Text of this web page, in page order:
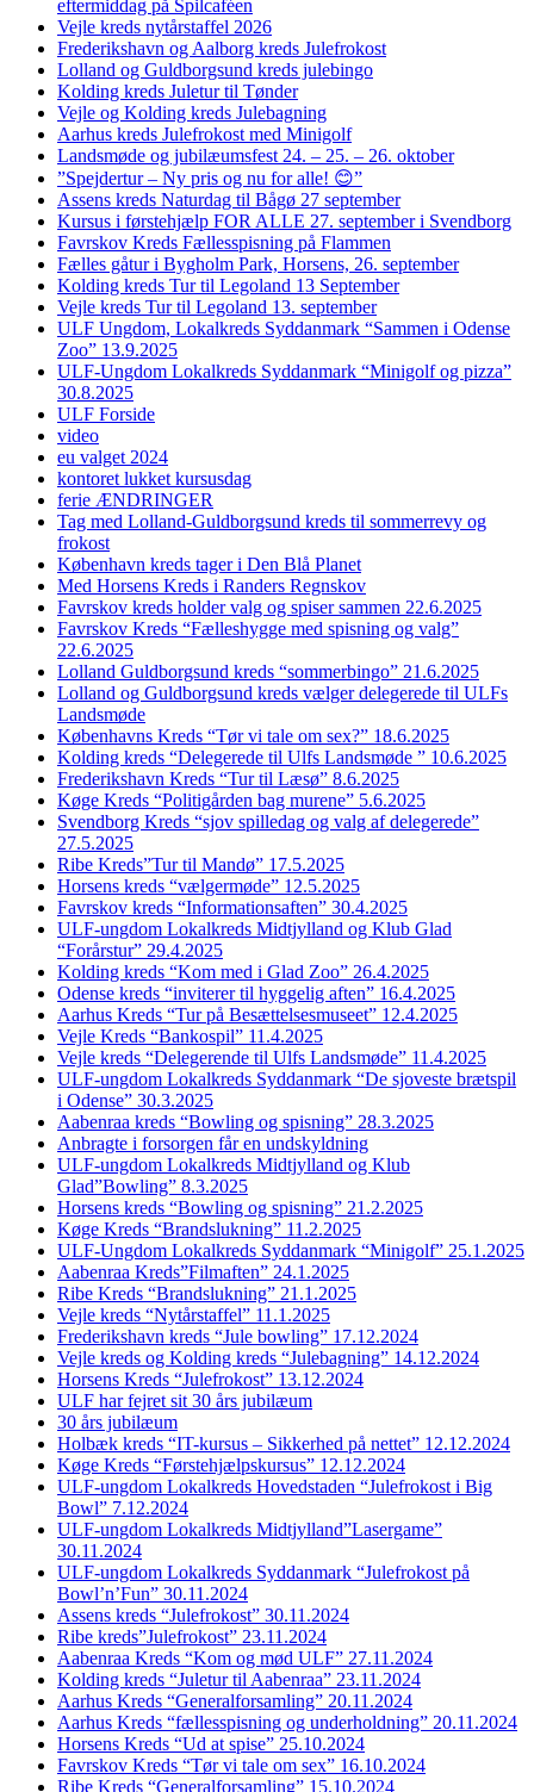
eftermiddag på Spilcaféen
Vejle kreds nytårstaffel 2026
Frederikshavn og Aalborg kreds Julefrokost
Lolland og Guldborgsund kreds julebingo
Kolding kreds Juletur til Tønder
Vejle og Kolding kreds Julebagning
Aarhus kreds Julefrokost med Minigolf
Landsmøde og jubilæumsfest 24. – 25. – 26. oktober
”Spejdertur – Ny pris og nu for alle! 😊”
Assens kreds Naturdag til Bågø 27 september
Kursus i førstehjælp FOR ALLE 27. september i Svendborg
Favrskov Kreds Fællesspisning på Flammen
Fælles gåtur i Bygholm Park, Horsens, 26. september
Kolding kreds Tur til Legoland 13 September
Vejle kreds Tur til Legoland 13. september
ULF Ungdom, Lokalkreds Syddanmark “Sammen i Odense
Zoo” 13.9.2025
ULF-Ungdom Lokalkreds Syddanmark “Minigolf og pizza”
30.8.2025
ULF Forside
video
eu valget 2024
kontoret lukket kursusdag
ferie ÆNDRINGER
Tag med Lolland-Guldborgsund kreds til sommerrevy og
frokost
København kreds tager i Den Blå Planet
Med Horsens Kreds i Randers Regnskov
Favrskov kreds holder valg og spiser sammen 22.6.2025
Favrskov Kreds “Fælleshygge med spisning og valg”
22.6.2025
Lolland Guldborgsund kreds “sommerbingo” 21.6.2025
Lolland og Guldborgsund kreds vælger delegerede til ULFs
Landsmøde
Københavns Kreds “Tør vi tale om sex?” 18.6.2025
Kolding kreds “Delegerede til Ulfs Landsmøde ” 10.6.2025
Frederikshavn Kreds “Tur til Læsø” 8.6.2025
Køge Kreds “Politigården bag murene” 5.6.2025
Svendborg Kreds “sjov spilledag og valg af delegerede”
27.5.2025
Ribe Kreds”Tur til Mandø” 17.5.2025
Horsens kreds “vælgermøde” 12.5.2025
Favrskov kreds “Informationsaften” 30.4.2025
ULF-ungdom Lokalkreds Midtjylland og Klub Glad
“Forårstur” 29.4.2025
Kolding kreds “Kom med i Glad Zoo” 26.4.2025
Odense kreds “inviterer til hyggelig aften” 16.4.2025
Aarhus Kreds “Tur på Besættelsesmuseet” 12.4.2025
Vejle Kreds “Bankospil” 11.4.2025
Vejle kreds “Delegerende til Ulfs Landsmøde” 11.4.2025
ULF-ungdom Lokalkreds Syddanmark “De sjoveste brætspil
i Odense” 30.3.2025
Aabenraa kreds “Bowling og spisning” 28.3.2025
Anbragte i forsorgen får en undskyldning
ULF-ungdom Lokalkreds Midtjylland og Klub
Glad”Bowling” 8.3.2025
Horsens kreds “Bowling og spisning” 21.2.2025
Køge Kreds “Brandslukning” 11.2.2025
ULF-Ungdom Lokalkreds Syddanmark “Minigolf” 25.1.2025
Aabenraa Kreds”Filmaften” 24.1.2025
Ribe Kreds “Brandslukning” 21.1.2025
Vejle kreds “Nytårstaffel” 11.1.2025
Frederikshavn kreds “Jule bowling” 17.12.2024
Vejle kreds og Kolding kreds “Julebagning” 14.12.2024
Horsens Kreds “Julefrokost” 13.12.2024
ULF har fejret sit 30 års jubilæum
30 års jubilæum
Holbæk kreds “IT-kursus – Sikkerhed på nettet” 12.12.2024
Køge Kreds “Førstehjælpskursus” 12.12.2024
ULF-ungdom Lokalkreds Hovedstaden “Julefrokost i Big
Bowl” 7.12.2024
ULF-ungdom Lokalkreds Midtjylland”Lasergame”
30.11.2024
ULF-ungdom Lokalkreds Syddanmark “Julefrokost på
Bowl’n’Fun” 30.11.2024
Assens kreds “Julefrokost” 30.11.2024
Ribe kreds”Julefrokost” 23.11.2024
Aabenraa Kreds “Kom og mød ULF” 27.11.2024
Kolding kreds “Juletur til Aabenraa” 23.11.2024
Aarhus Kreds “Generalforsamling” 20.11.2024
Aarhus Kreds “fællesspisning og underholdning” 20.11.2024
Horsens Kreds “Ud at spise” 25.10.2024
Favrskov Kreds “Tør vi tale om sex” 16.10.2024
Ribe Kreds “Generalforsamling” 15.10.2024